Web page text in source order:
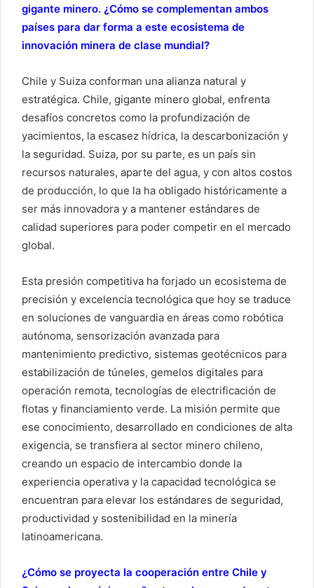
gigante minero. ¿Cómo se complementan ambos
países para dar forma a este ecosistema de
innovación minera de clase mundial?
Chile y Suiza conforman una alianza natural y
estratégica. Chile, gigante minero global, enfrenta
desafíos concretos como la profundización de
yacimientos, la escasez hídrica, la descarbonización y
la seguridad. Suiza, por su parte, es un país sin
recursos naturales, aparte del agua, y con altos costos
de producción, lo que la ha obligado históricamente a
ser más innovadora y a mantener estándares de
calidad superiores para poder competir en el mercado
global.
Esta presión competitiva ha forjado un ecosistema de
precisión y excelencia tecnológica que hoy se traduce
en soluciones de vanguardia en áreas como robótica
autónoma, sensorización avanzada para
mantenimiento predictivo, sistemas geotécnicos para
estabilización de túneles, gemelos digitales para
operación remota, tecnologías de electrificación de
flotas y financiamiento verde. La misión permite que
ese conocimiento, desarrollado en condiciones de alta
exigencia, se transfiera al sector minero chileno,
creando un espacio de intercambio donde la
experiencia operativa y la capacidad tecnológica se
encuentran para elevar los estándares de seguridad,
productividad y sostenibilidad en la minería
latinoamericana.
¿Cómo se proyecta la cooperación entre Chile y